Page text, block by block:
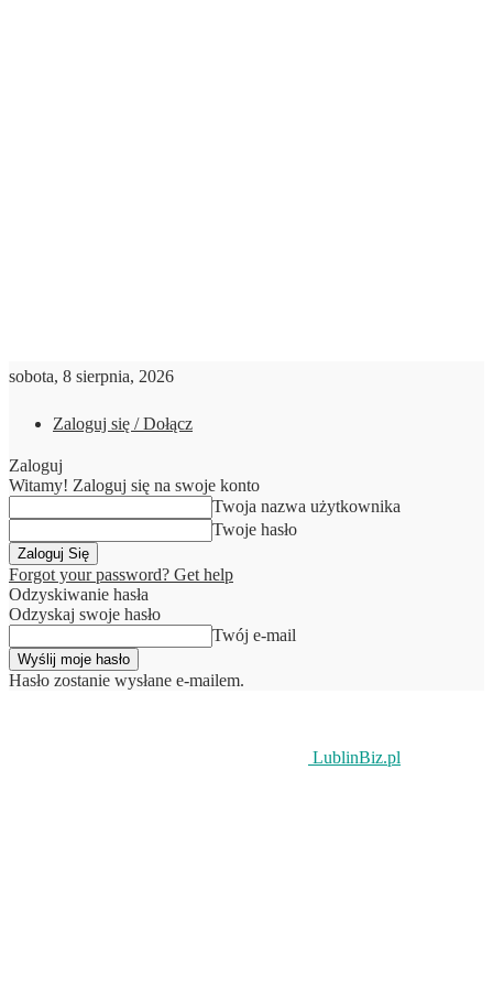
sobota, 8 sierpnia, 2026
Zaloguj się / Dołącz
Zaloguj
Witamy! Zaloguj się na swoje konto
Twoja nazwa użytkownika
Twoje hasło
Forgot your password? Get help
Odzyskiwanie hasła
Odzyskaj swoje hasło
Twój e-mail
Hasło zostanie wysłane e-mailem.
LublinBiz.pl